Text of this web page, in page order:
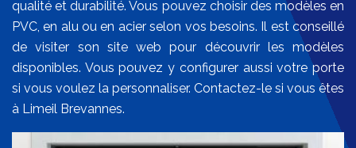
qualité et durabilité. Vous pouvez choisir des modèles en
PVC, en alu ou en acier selon vos besoins. Il est conseillé
de visiter son site web pour découvrir les modèles
disponibles. Vous pouvez y configurer aussi votre porte
si vous voulez la personnaliser. Contactez-le si vous êtes
à Limeil Brevannes.